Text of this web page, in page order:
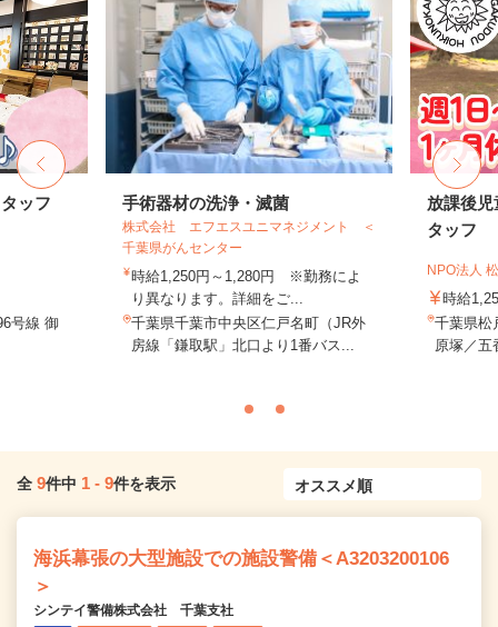
ッフ
号線 御
手術器材の洗浄・滅菌
株式会社 エフエスユニマネジメント ＜
千葉県がんセンター
時給1,250円～1,280円 ※勤務によ
り異なります。詳細をご...
千葉県千葉市中央区仁戸名町（JR外
房線「鎌取駅」北口より1番バス...
放課後児
タッフ
NPO法人
時給
千葉県松
原塚／
全 9件中 1 - 9件を表示
海浜幕張の大型施設での施設警備＜A3203200106
＞
シンテイ警備株式会社 千葉支社